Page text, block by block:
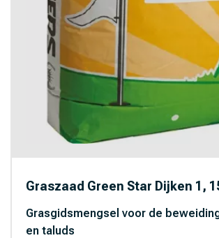
Graszaad Green Star Dijken 1,
Grasgidsmengsel voor de
en taluds